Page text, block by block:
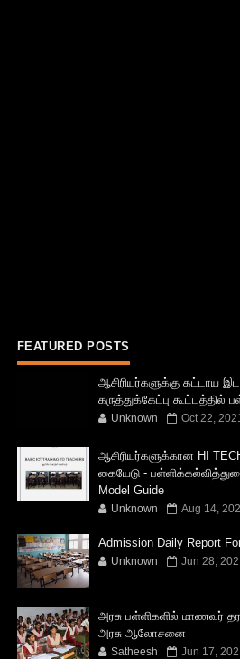
FEATURED POSTS
ஆசிரியர்களுக்கு கட்டாய
கருத்துக்கேட்பு கூட்டத்தில்
Unknown Oct 22, 2021
ஆசிரியர்களுக்கான HI
கையேடு -
Model Guide
Unknown Aug 14,
Admission Daily Report
Unknown Jun 28,
அரசு பள்ளிகளில் மாணவர்
அரசு ஆலோசனை
Satheesh Jun 17,